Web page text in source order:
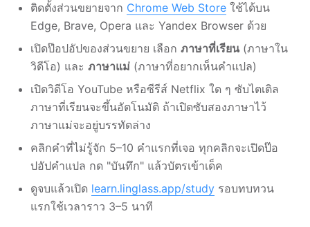
ติดตั้งส่วนขยายจาก Chrome Web Store ใช้ได้บน
Edge, Brave, Opera และ Yandex Browser ด้วย
เปิดป๊อปอัปของส่วนขยาย เลือก ภาษาที่เรียน(ภาษาใน
วิดีโอ) และ ภาษาแม่ (ภาษาที่อยากเห็นคำแปล)
เปิดวิดีโอ YouTube หรือซีรีส์ Netflix ใด ๆ ซับไตเติล
ภาษาที่เรียนจะขึ้นอัตโนมัติ ถ้าเปิดซับสองภาษาไว้
ภาษาแม่จะอยู่บรรทัดล่าง
คลิกคำที่ไม่รู้จัก 5–10 คำแรกที่เจอ ทุกคลิกจะเปิดป๊อ
ปอัปคำแปล กด "บันทึก" แล้วบัตรเข้าเด็ค
ดูจบแล้วเปิด learn.linglass.app/study รอบทบทวน
แรกใช้เวลาราว 3–5 นาที